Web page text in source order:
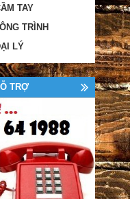
TAY
TRÌNH
LÝ
TRỢ